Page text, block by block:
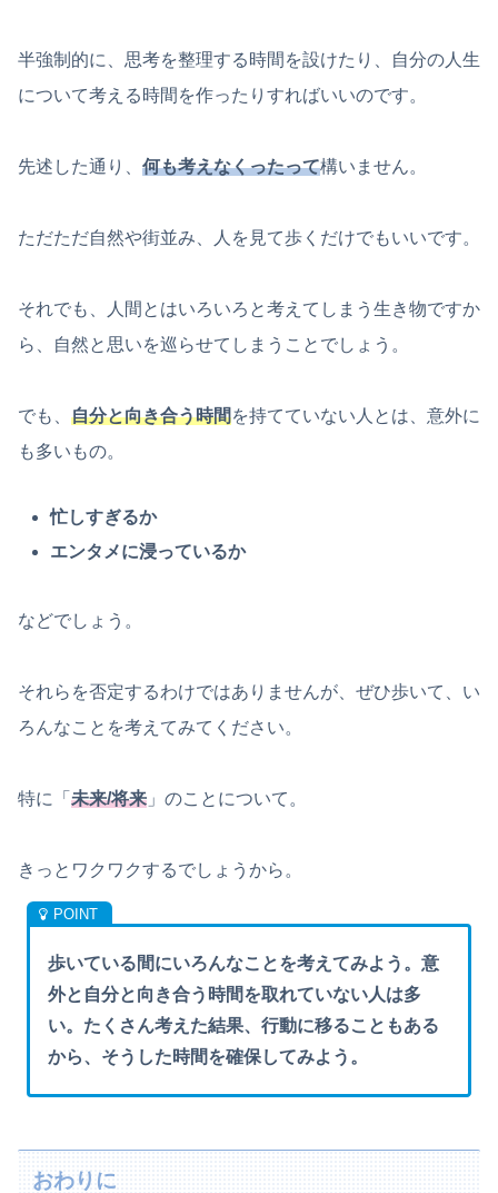
半強制的に、思考を整理する時間を設けたり、自分の人生
について考える時間を作ったりすればいいのです。
先述した通り、 何も考えなくったって構いません。
ただただ自然や街並み、人を見て歩くだけでもいいです。
それでも、人間とはいろいろと考えてしまう生き物ですか
ら、自然と思いを巡らせてしまうことでしょう。
でも、 自分と向き合う時間を持てていない人とは、意外に
も多いもの。
忙しすぎるか
エンタメに浸っているか
などでしょう。
それらを否定するわけではありませんが、ぜひ歩いて、い
ろんなことを考えてみてください。
特に「 未来/将来 」のことについて。
きっとワクワクするでしょうから。
歩いている間にいろんなことを考えてみよう。意
外と自分と向き合う時間を取れていない人は多
い。たくさん考えた結果、行動に移ることもある
から、そうした時間を確保してみよう。
おわりに